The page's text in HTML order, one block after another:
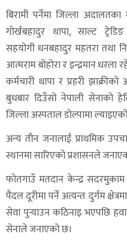
बिरामी पर्नेमा जिल्ला अदालतका
गोर्खबहादुर थापा, साल्ट
सहयोगी धनबहादुर महतरा तथा
आत्मराम बोहोरा र इन्द्रमान
कर्मचारी थापा र प्रहरी
बुधबार दिउँसो नेपाली सेनाको
जिल्ला अस्पताल डोल्पामा
अन्य तीन जनालाई प्राथमिक
स्थानमा सारिएको प्रशासनले
फोतगाउँ मतदान केन्द्र
पैदल दूरीमा पर्ने अत्यन्त दुर्गम
सेवा पुर्‍याउन कठिनाइ भएपछि
सेनाले जनाएको छ।